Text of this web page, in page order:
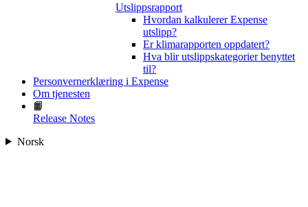
Utslippsrapport
Hvordan kalkulerer Expense
utslipp?
Er klimarapporten oppdatert?
Hva blir utslippskategorier benyttet
til?
Personvernerklæring i Expense
Om tjenesten
📙
Release Notes
Norsk